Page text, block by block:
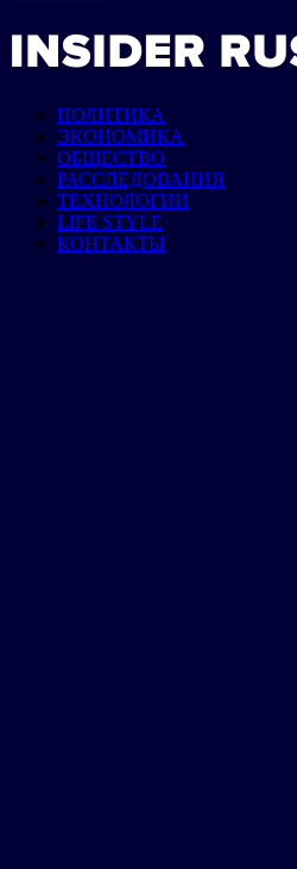
ПОЛИТИКА
ЭКОНОМИКА
ОБЩЕСТВО
РАССЛЕДОВАНИЯ
ТЕХНОЛОГИИ
LIFE STYLE
КОНТАКТЫ